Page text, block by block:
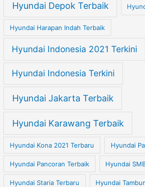
Hyundai Depok Terbaik
Hyundai Harapan Indah Terbaik
Hyundai Indonesia 2021 Terkini
Hyundai Indonesia Terkini
Hyundai Jakarta Terbaik
Hyundai Karawang Terbaik
Hyundai Kona 2021 Terbaru Hyundai
Hyundai Pancoran Terbaik Hyundai
Hyundai Staria Terbaru Hyundai